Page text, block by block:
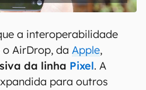
a interoperabilidade
AirDrop, da Apple,
da linha Pixel. A
para outros